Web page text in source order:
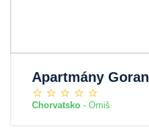
Apartmány Goran
Chorvatsko - Omiš